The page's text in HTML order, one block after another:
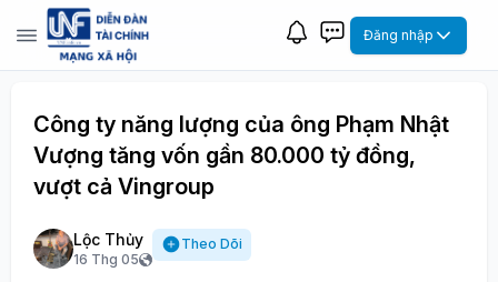
Đăng nhập
Công ty năng lượng của ông Phạm Nhật
Vượng tăng vốn gần 80.000 tỷ đồng,
vượt cả Vingroup
Lộc Thủy
16 Thg 05
Theo Dõi